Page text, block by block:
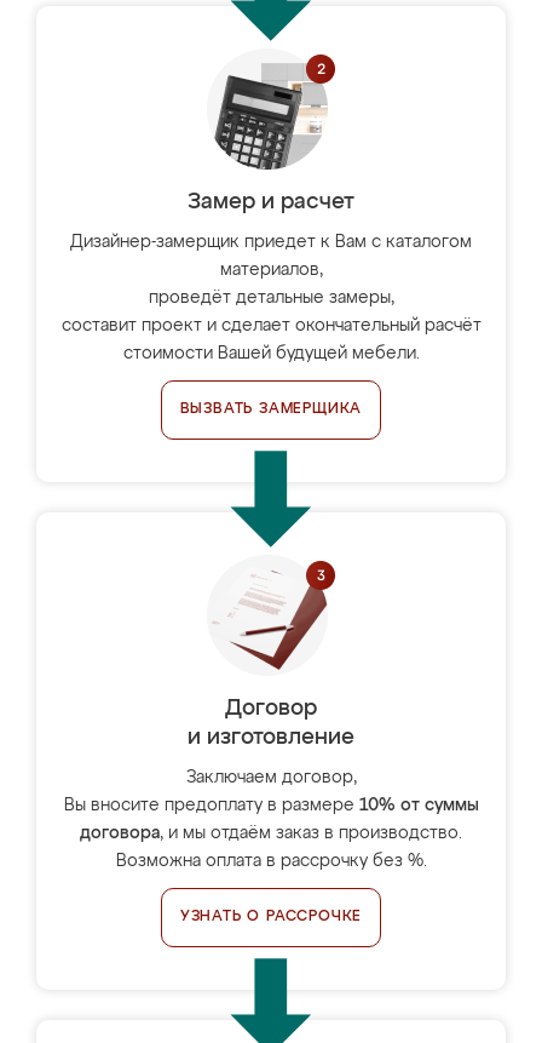
Замер и расчет
Дизайнер-замерщик приедет к Вам с каталогом
материалов,
проведёт детальные замеры,
составит проект и сделает окончательный расчёт
стоимости Вашей будущей мебели.
ВЫЗВАТЬ ЗАМЕРЩИКА
Договор
и изготовление
Заключаем договор,
Вы вносите предоплату в размере 10% от суммы
договора, и мы отдаём заказ в производство.
Возможна оплата в рассрочку без %.
УЗНАТЬ О РАССРОЧКЕ